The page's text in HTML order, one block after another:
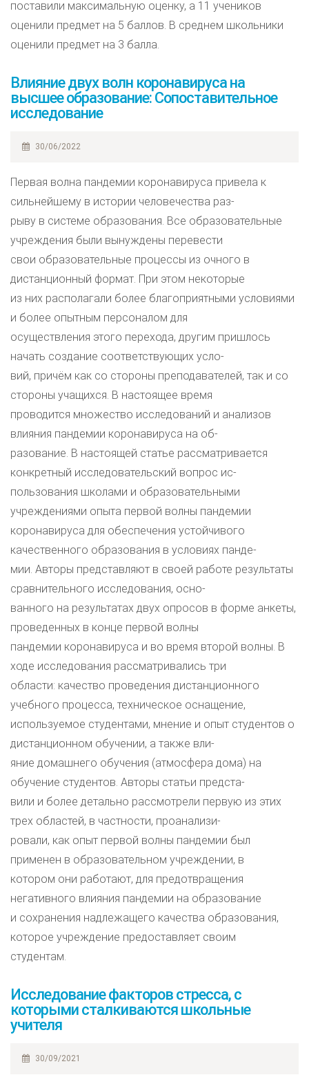
поставили максимальную оценку, а 11 учеников
оценили предмет на 5 баллов. В среднем школьники
оценили предмет на 3 балла.
Влияние двух волн коронавируса на
высшее образование: Сопоставительное
исследование
30/06/2022
Первая волна пандемии коронавируса привела к
сильнейшему в истории человечества раз-
рыву в системе образования. Все образовательные
учреждения были вынуждены перевести
свои образовательные процессы из очного в
дистанционный формат. При этом некоторые
из них располагали более благоприятными условиями
и более опытным персоналом для
осуществления этого перехода, другим пришлось
начать создание соответствующих усло-
вий, причём как со стороны преподавателей, так и со
стороны учащихся. В настоящее время
проводится множество исследований и анализов
влияния пандемии коронавируса на об-
разование. В настоящей статье рассматривается
конкретный исследовательский вопрос ис-
пользования школами и образовательными
учреждениями опыта первой волны пандемии
коронавируса для обеспечения устойчивого
качественного образования в условиях панде-
мии. Авторы представляют в своей работе результаты
сравнительного исследования, осно-
ванного на результатах двух опросов в форме анкеты,
проведенных в конце первой волны
пандемии коронавируса и во время второй волны. В
ходе исследования рассматривались три
области: качество проведения дистанционного
учебного процесса, техническое оснащение,
используемое студентами, мнение и опыт студентов о
дистанционном обучении, а также вли-
яние домашнего обучения (атмосфера дома) на
обучение студентов. Авторы статьи предста-
вили и более детально рассмотрели первую из этих
трех областей, в частности, проанализи-
ровали, как опыт первой волны пандемии был
применен в образовательном учреждении, в
котором они работают, для предотвращения
негативного влияния пандемии на образование
и сохранения надлежащего качества образования,
которое учреждение предоставляет своим
студентам.
Исследование факторов стресса, с
которыми сталкиваются школьные
учителя
30/09/2021